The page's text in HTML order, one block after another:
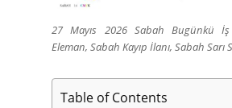
27 Mayıs 2026 Sabah Bugünkü İş
Eleman, Sabah Kayıp İlanı, Sabah Sarı
Table of Contents